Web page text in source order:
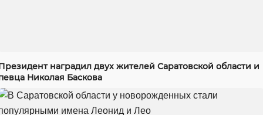
наградил двух жителей Саратовской области и
Николая Баскова